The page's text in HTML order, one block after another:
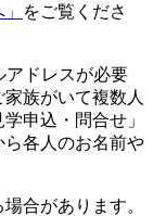
をご覧くださ
アドレスが必要
族がいて複数人
申込・問合せ」
ら各人のお名前や
合があります。